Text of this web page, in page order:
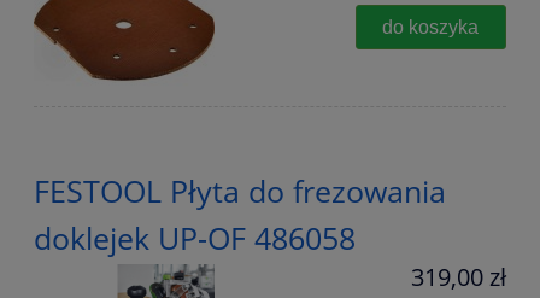
do koszyka
FESTOOL Płyta do frezowania
doklejek UP-OF 486058
319,00 zł